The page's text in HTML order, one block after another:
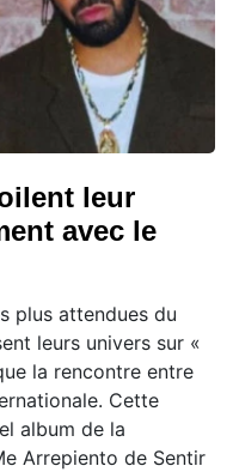
leur
avec le
plus attendues du
leurs univers sur «
la rencontre entre
Cette
album de la
Arrepiento de Sentir